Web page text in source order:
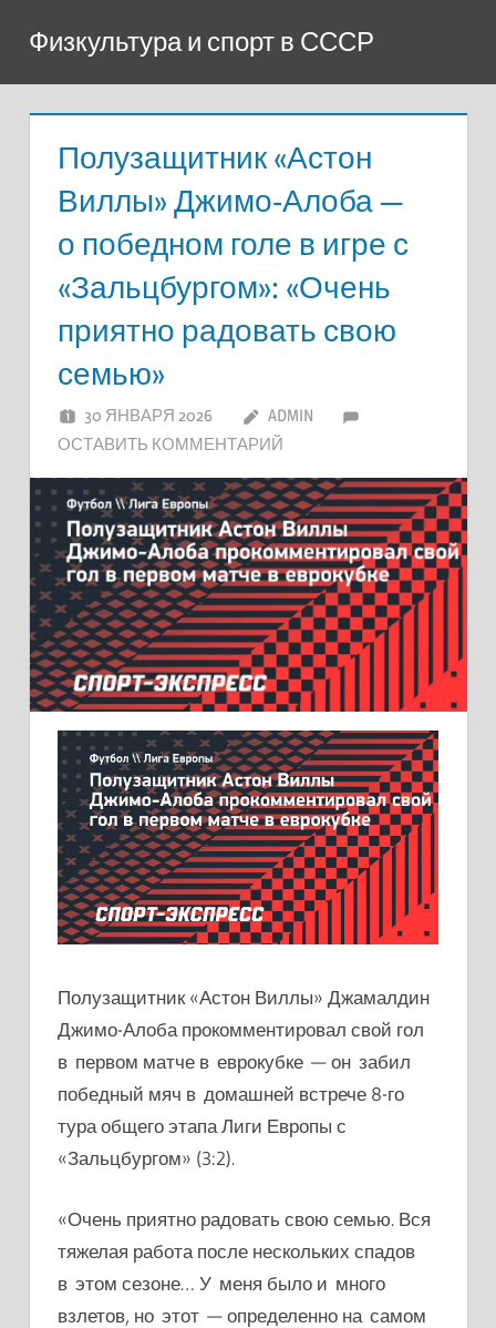
содержимому
Физкультура и спорт в СССР
Полузащитник «Астон
Виллы» Джимо-Алоба —
о победном голе в игре с
«Зальцбургом»: «Очень
приятно радовать свою
семью»
30 ЯНВАРЯ 2026
ADMIN
ОСТАВИТЬ КОММЕНТАРИЙ
Полузащитник «Астон Виллы» Джамалдин
Джимо-Алоба прокомментировал свой гол
в первом матче в еврокубке — он забил
победный мяч в домашней встрече 8-го
тура общего этапа Лиги Европы с
«Зальцбургом» (3:2).
«Очень приятно радовать свою семью. Вся
тяжелая работа после нескольких спадов
в этом сезоне… У меня было и много
взлетов, но этот — определенно на самом